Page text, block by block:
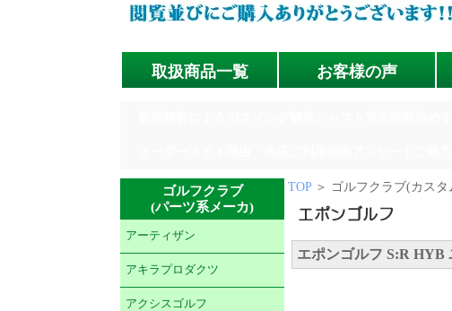
取扱商品一覧 お客様の声
ゴルフクラブ
(パーツ系メーカ)
アーティザン
アキラプロダクツ
アクシスゴルフ
TOP ＞ ゴルフクラブ(カスタ
エポンゴルフ S:R HYB